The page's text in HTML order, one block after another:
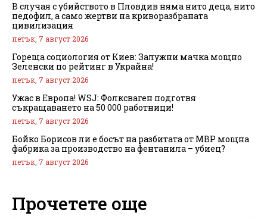
В случая с убийството в Пловдив няма нито деца, нито
педофил, а само жертви на криворазбраната
цивилизация
петък, 7 август 2026
Гореща социология от Киев: Залужни мачка мощно
Зеленски по рейтинг в Украйна!
петък, 7 август 2026
Ужас в Европа! WSJ: Фолксваген подготвя
съкращаването на 50 000 работници!
петък, 7 август 2026
Бойко Борисов ли е босът на разбитата от МВР мощна
фабрика за производство на фентанила – убиец?
петък, 7 август 2026
Прочетете още